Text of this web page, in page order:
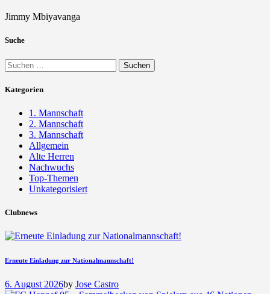
Jimmy Mbiyavanga
Suche
Suchen
nach:
Kategorien
1. Mannschaft
2. Mannschaft
3. Mannschaft
Allgemein
Alte Herren
Nachwuchs
Top-Themen
Unkategorisiert
Clubnews
Erneute Einladung zur Nationalmannschaft!
6. August 2026by Jose Castro